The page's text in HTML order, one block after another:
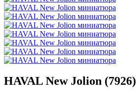
HAVAL New Jolion (7926)